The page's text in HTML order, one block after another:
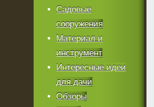
Садовые
сооружения
Материал и
инструмент
Интересные идеи
для дачи
Обзоры